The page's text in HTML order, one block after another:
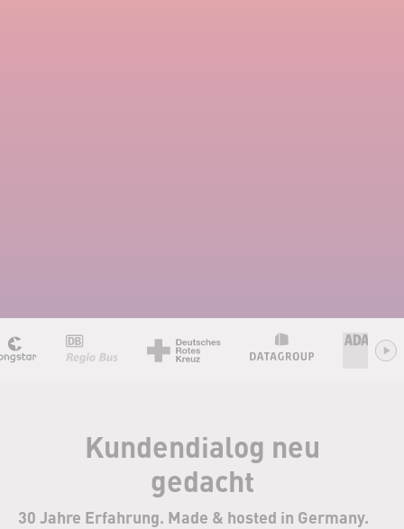
Kundendialog neu
gedacht
30 Jahre Erfahrung. Made & hosted in Germany.